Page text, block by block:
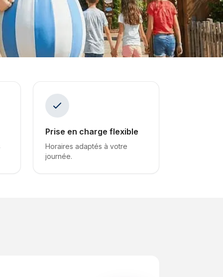
Prise en charge flexible
Horaires adaptés à votre
journée.